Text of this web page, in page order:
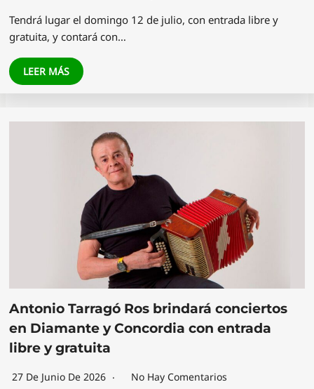
Tendrá lugar el domingo 12 de julio, con entrada libre y
gratuita, y contará con…
LEER MÁS
Antonio Tarragó Ros brindará conciertos
en Diamante y Concordia con entrada
libre y gratuita
27 De Junio De 2026 No Hay Comentarios